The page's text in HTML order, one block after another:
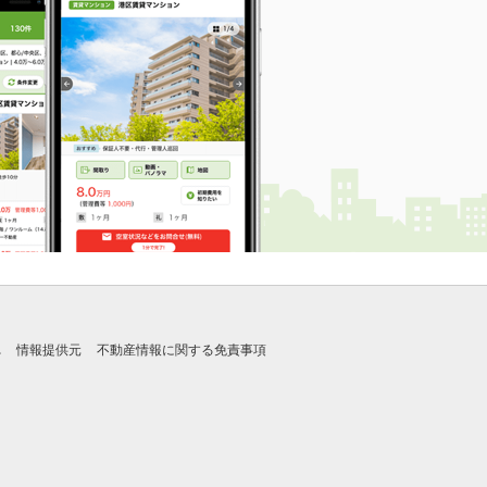
情報提供元 不動産情報に関する免責事項